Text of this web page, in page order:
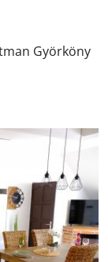
Györköny